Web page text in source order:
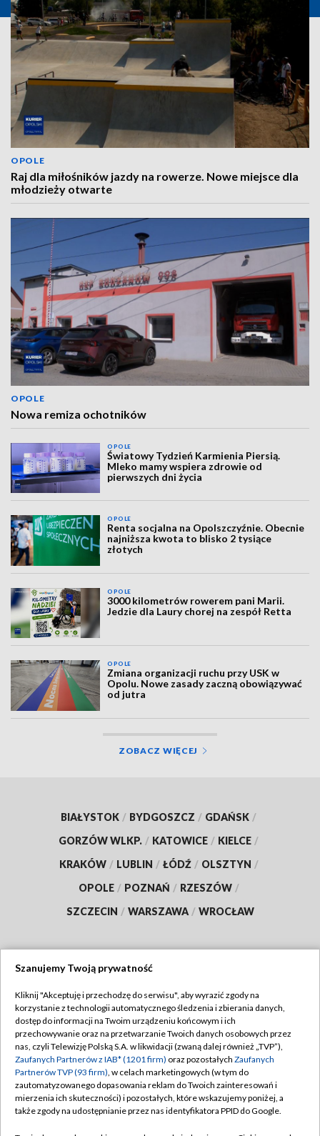
OPOLE
Raj dla miłośników jazdy na rowerze. Nowe miejsce dla
młodzieży otwarte
OPOLE
Nowa remiza ochotników
OPOLE
Światowy Tydzień Karmienia Piersią.
Mleko mamy wspiera zdrowie od
pierwszych dni życia
OPOLE
Renta socjalna na Opolszczyźnie. Obecnie
najniższa kwota to blisko 2 tysiące
złotych
OPOLE
3000 kilometrów rowerem pani Marii.
Jedzie dla Laury chorej na zespół Retta
OPOLE
Zmiana organizacji ruchu przy USK w
Opolu. Nowe zasady zaczną obowiązywać
od jutra
ZOBACZ WIĘCEJ
BIAŁYSTOK / BYDGOSZCZ / GDAŃSK /
GORZÓW WLKP. / KATOWICE / KIELCE /
KRAKÓW / LUBLIN / ŁÓDŹ / OLSZTYN /
OPOLE / POZNAŃ / RZESZÓW /
SZCZECIN / WARSZAWA / WROCŁAW
TVP
Abonament TVP
Emisja w TVP
Centrum informacji TVP
Naziemna Telewizja Cyfrowa
Regulamin TVP
Polityka prywatności
Moje zgody
Pomoc
Szanujemy Twoją prywatność
Kliknij "Akceptuję i przechodzę do serwisu", aby wyrazić zgody na
korzystanie z technologii automatycznego śledzenia i zbierania danych,
dostęp do informacji na Twoim urządzeniu końcowym i ich
przechowywanie oraz na przetwarzanie Twoich danych osobowych przez
nas, czyli Telewizję Polską S.A. w likwidacji (zwaną dalej również „TVP”),
Zaufanych Partnerów z IAB* (1201 firm) oraz pozostałych Zaufanych
Partnerów TVP (93 firm), w celach marketingowych (w tym do
zautomatyzowanego dopasowania reklam do Twoich zainteresowań i
mierzenia ich skuteczności) i pozostałych, które wskazujemy poniżej, a
także zgody na udostępnianie przez nas identyfikatora PPID do Google.